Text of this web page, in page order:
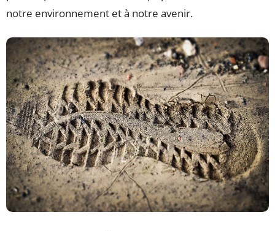
notre environnement et à notre avenir.